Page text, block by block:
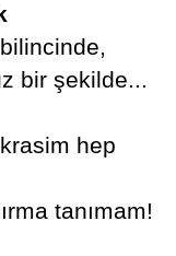
bir şekilde...
hep
tanımam!